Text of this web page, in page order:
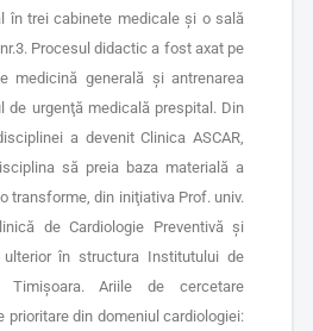
în trei cabinete medicale şi o sală
Procesul didactic a fost axat pe
medicină generală şi antrenarea
de urgenţă medicală prespital. Din
a devenit Clinica ASCAR,
să preia baza materială a
transforme, din iniţiativa Prof. univ.
de Cardiologie Preventivă şi
ulterior în structura Institutului de
Timişoara. Ariile de cercetare
prioritare din domeniul cardiologiei: